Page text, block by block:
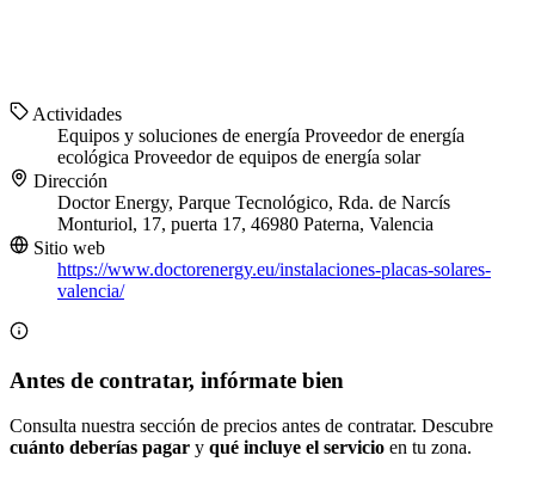
Actividades
Equipos y soluciones de energía Proveedor de energía
ecológica Proveedor de equipos de energía solar
Dirección
Doctor Energy, Parque Tecnológico, Rda. de Narcís
Monturiol, 17, puerta 17, 46980 Paterna, Valencia
Sitio web
https://www.doctorenergy.eu/instalaciones-placas-solares-
valencia/
Antes de contratar, infórmate bien
Consulta nuestra sección de precios antes de contratar. Descubre
cuánto deberías pagar y qué incluye el servicio en tu zona.